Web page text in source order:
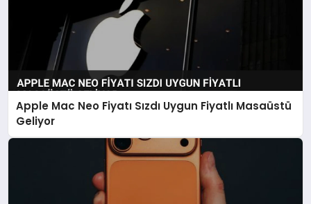
Apple Mac Neo Fiyatı Sızdı Uygun Fiyatlı Masaüstü
Geliyor